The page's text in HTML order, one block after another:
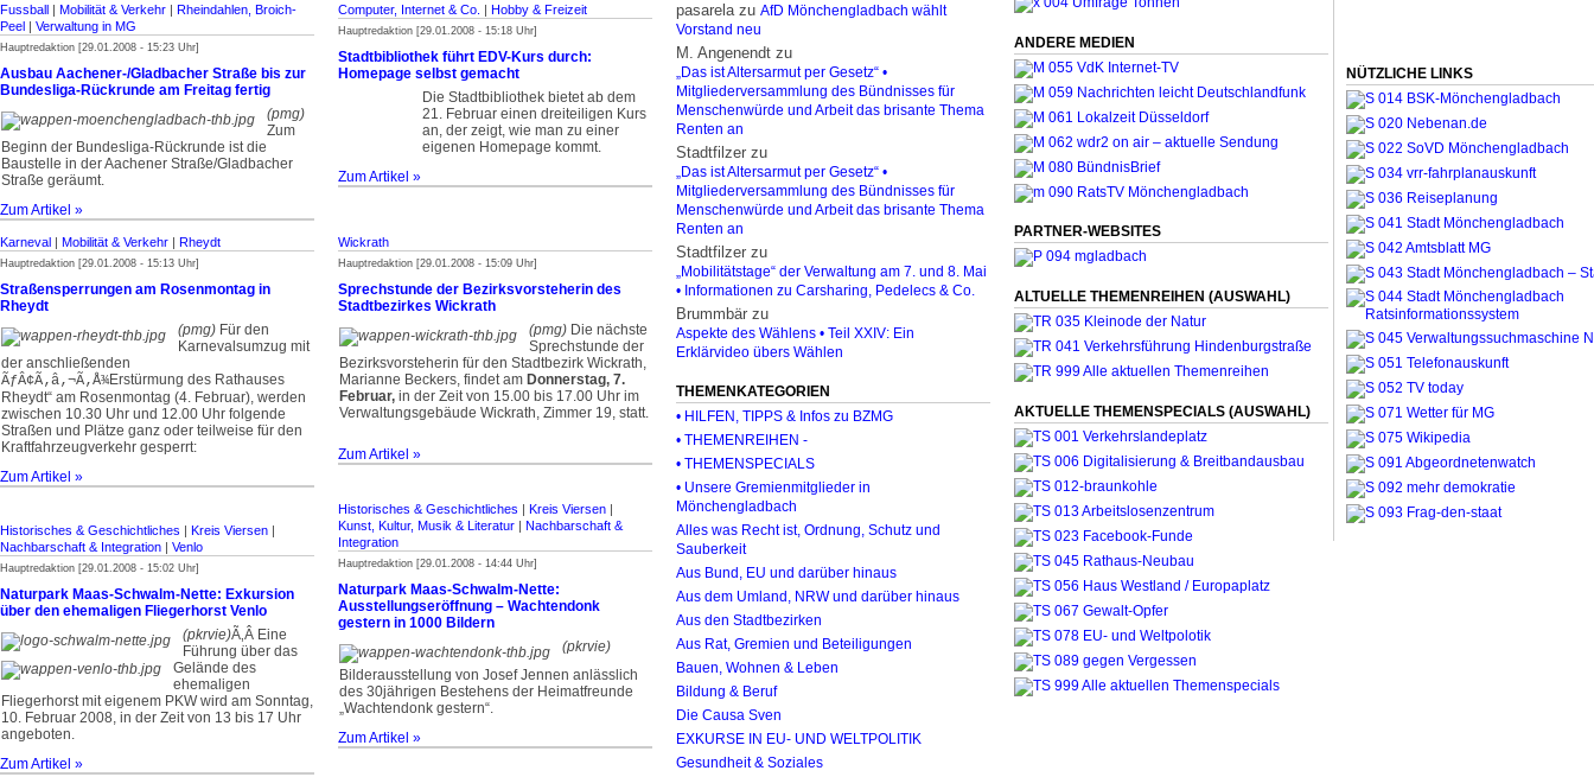
Fussball | Mobilität & Verkehr | Rheindahlen, Broich-
Peel | Verwaltung in MG
Hauptredaktion [29.01.2008 - 15:23 Uhr]
Ausbau Aachener-/Gladbacher Straße bis zur
Bundesliga-Rückrunde am Freitag fertig
(pmg)
Zum
Beginn der Bundesliga-Rückrunde ist die
Baustelle in der Aachener Straße/Gladbacher
Straße geräumt.
Zum Artikel »
Computer, Internet & Co. | Hobby & Freizeit
Hauptredaktion [29.01.2008 - 15:18 Uhr]
Stadtbibliothek führt EDV-Kurs durch:
Homepage selbst gemacht
Die Stadtbibliothek bietet ab dem
21. Februar einen dreiteiligen Kurs
an, der zeigt, wie man zu einer
eigenen Homepage kommt.
Zum Artikel »
Karneval | Mobilität & Verkehr | Rheydt
Hauptredaktion [29.01.2008 - 15:13 Uhr]
Straßensperrungen am Rosenmontag in
Rheydt
(pmg) Für den
Karnevalsumzug mit
der anschließenden
ÃƒÂ¢Ã‚â‚¬Ã‚Å¾Erstürmung des Rathauses
Rheydt“ am Rosenmontag (4. Februar), werden
zwischen 10.30 Uhr und 12.00 Uhr folgende
Straßen und Plätze ganz oder teilweise für den
Kraftfahrzeugverkehr gesperrt:
Zum Artikel »
Wickrath
Hauptredaktion [29.01.2008 - 15:09 Uhr]
Sprechstunde der Bezirksvorsteherin des
Stadtbezirkes Wickrath
(pmg) Die nächste
Sprechstunde der
Bezirksvorsteherin für den Stadtbezirk Wickrath,
Marianne Beckers, findet am Donnerstag, 7.
Februar, in der Zeit von 15.00 bis 17.00 Uhr im
Verwaltungsgebäude Wickrath, Zimmer 19, statt.
Zum Artikel »
Historisches & Geschichtliches | Kreis Viersen |
Nachbarschaft & Integration | Venlo
Hauptredaktion [29.01.2008 - 15:02 Uhr]
Naturpark Maas-Schwalm-Nette: Exkursion
über den ehemaligen Fliegerhorst Venlo
(pkrvie)­Ã‚Â Eine
Führung über das
Gelände des
ehemaligen
Fliegerhorst mit eigenem PKW wird am Sonntag,
10. Februar 2008, in der Zeit von 13 bis 17 Uhr
angeboten.
Zum Artikel »
Historisches & Geschichtliches | Kreis Viersen |
Kunst, Kultur, Musik & Literatur | Nachbarschaft &
Integration
Hauptredaktion [29.01.2008 - 14:44 Uhr]
Naturpark Maas-Schwalm-Nette:
Ausstellungseröffnung – Wachtendonk
gestern in 1000 Bildern
(pkrvie)
Bilderausstellung von Josef Jennen anlässlich
des 30jährigen Bestehens der Heimatfreunde
„Wachtendonk gestern“.
Zum Artikel »
pasarelazu AfD Mönchengladbach wählt
Vorstand neu
M. Angenendt zu
„Das ist Altersarmut per Gesetz“ •
Mitgliederversammlung des Bündnisses für
Menschenwürde und Arbeit das brisante Thema
Renten an
Stadtfilzer zu
„Das ist Altersarmut per Gesetz“ •
Mitgliederversammlung des Bündnisses für
Menschenwürde und Arbeit das brisante Thema
Renten an
Stadtfilzer zu
„Mobilitätstage“ der Verwaltung am 7. und 8. Mai
• Informationen zu Carsharing, Pedelecs & Co.
Brummbär zu
Aspekte des Wählens • Teil XXIV: Ein
Erklärvideo übers Wählen
THEMENKATEGORIEN
• HILFEN, TIPPS & Infos zu BZMG
• THEMENREIHEN -
• THEMENSPECIALS
• Unsere Gremienmitglieder in
Mönchengladbach
Alles was Recht ist, Ordnung, Schutz und
Sauberkeit
Aus Bund, EU und darüber hinaus
Aus dem Umland, NRW und darüber hinaus
Aus den Stadtbezirken
Aus Rat, Gremien und Beteiligungen
Bauen, Wohnen & Leben
Bildung & Beruf
Die Causa Sven
EXKURSE IN EU- UND WELTPOLITIK
Gesundheit & Soziales
ANDERE MEDIEN
PARTNER-WEBSITES
ALTUELLE THEMENREIHEN (AUSWAHL)
AKTUELLE THEMENSPECIALS (AUSWAHL)
NÜTZLICHE LINKS